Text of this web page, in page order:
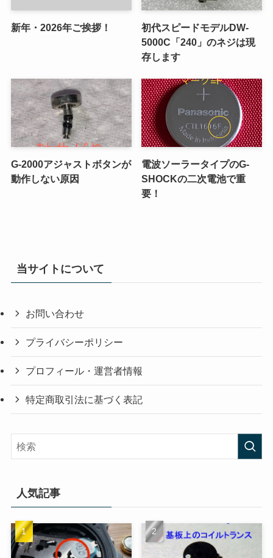
新年・2026年ご挨拶！
初代スピードモデルDW-
5000C「240」のネジは現
存します
G-2000アジャストボタンが
動作しない原因
電波ソーラータイプのG-
SHOCKの二次電池で重
要！
当サイトについて
お問い合わせ
プライバシーポリシー
プロフィール・運営者情報
特定商取引法に基づく表記
人気記事